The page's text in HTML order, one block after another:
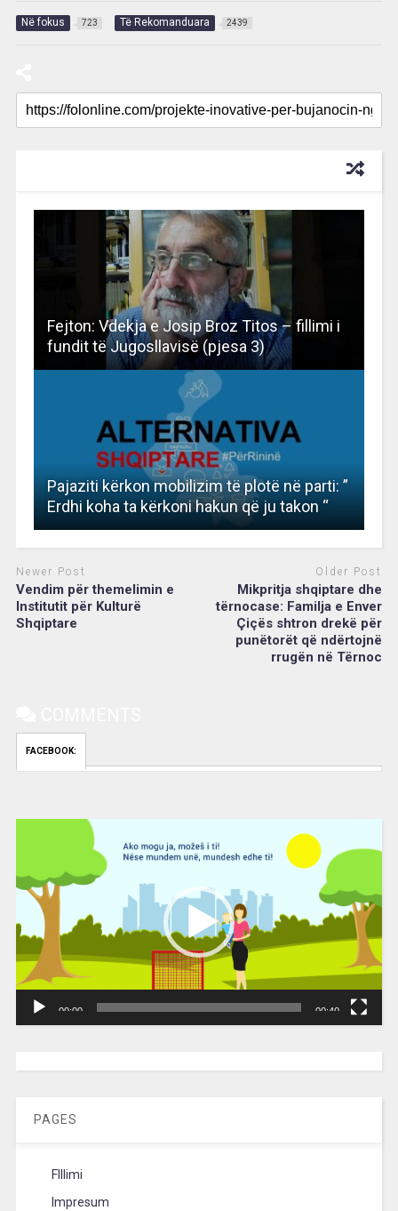
Në fokus 723 Të Rekomanduara 2439
Fejton: Vdekja e Josip Broz Titos – fillimi i
fundit të Jugosllavisë (pjesa 3)
Pajaziti kërkon mobilizim të plotë në parti: ”
Erdhi koha ta kërkoni hakun që ju takon “
Newer Post
Vendim për themelimin e
Institutit për Kulturë
Shqiptare
Older Post
Mikpritja shqiptare dhe
tërnocase: Familja e Enver
Çiçës shtron drekë për
punëtorët që ndërtojnë
rrugën në Tërnoc
FACEBOOK:
00:00 00:40
PAGES
FIllimi
Impresum